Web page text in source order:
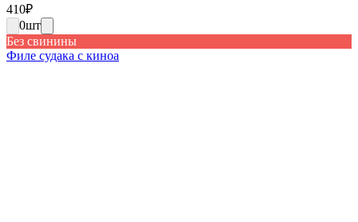
410₽
0шт
Без свинины
Филе судака с киноа